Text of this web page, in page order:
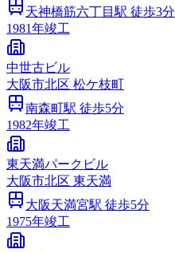
天神橋筋六丁目 駅 徒歩3分
1981年竣工
中世古ビル
大阪市北区 松ケ枝町
南森町駅 徒歩5分
1982年竣工
東天満パークビル
大阪市北区 東天満
大阪天満宮駅 徒歩5分
1975年竣工